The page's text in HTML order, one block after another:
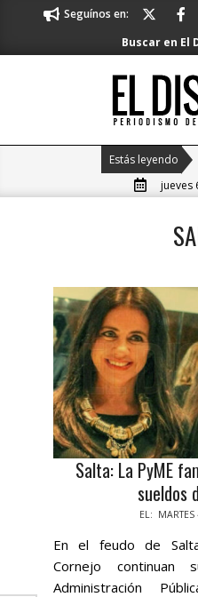
content
Seguínos en:
Buscar en El
El
Disenso
Menu
Estás leyendo
jueves
Salta: La PyME
sueldos
EL:
En el feudo de
Cornejo continuan
Administración